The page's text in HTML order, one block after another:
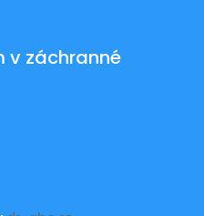
v záchranné